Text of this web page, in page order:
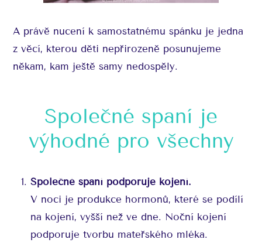
A právě nucení k samostatnému spánku je jedna
z věcí, kterou děti nepřirozeně posunujeme
někam, kam ještě samy nedospěly.
Společné spaní je
výhodné pro všechny
Společné spaní podporuje kojení.
V noci je produkce hormonů, které se podílí
na kojení, vyšší než ve dne. Noční kojení
podporuje tvorbu mateřského mléka.